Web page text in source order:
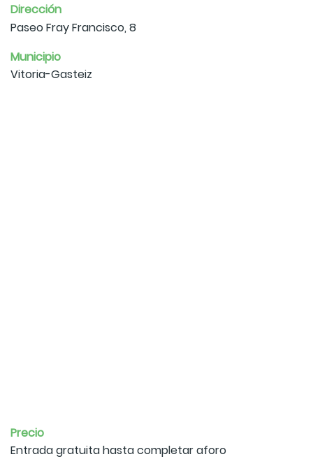
Dirección
Paseo Fray Francisco, 8
Municipio
Vitoria-Gasteiz
Precio
Entrada gratuita hasta completar aforo